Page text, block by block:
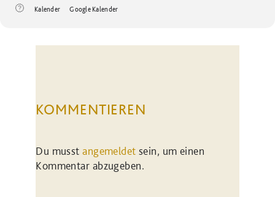
Kalender Google Kalender
KOMMENTIEREN
Du musstangemeldet sein, um einen
Kommentar abzugeben.